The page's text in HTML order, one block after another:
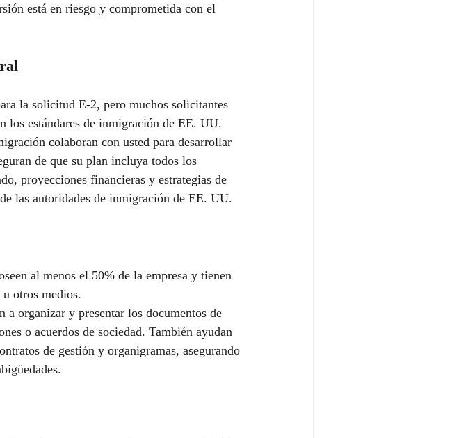
está en riesgo y comprometida con el
la solicitud E-2, pero muchos solicitantes
los estándares de inmigración de EE. UU.
colaboran con usted para desarrollar
de que su plan incluya todos los
proyecciones financieras y estrategias de
las autoridades de inmigración de EE. UU.
al menos el 50% de la empresa y tienen
otros medios.
a organizar y presentar los documentos de
o acuerdos de sociedad. También ayudan
de gestión y organigramas, asegurando